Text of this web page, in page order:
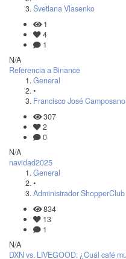
Svetlana Vlasenko
1
4
1
N/A
Referencia a Binance
General
•
Francisco José
307
2
0
N/A
navidad2025
General
•
Administrador ShopperClub
834
13
1
N/A
DXN vs. LIVEGOOD: ¿Cuál café